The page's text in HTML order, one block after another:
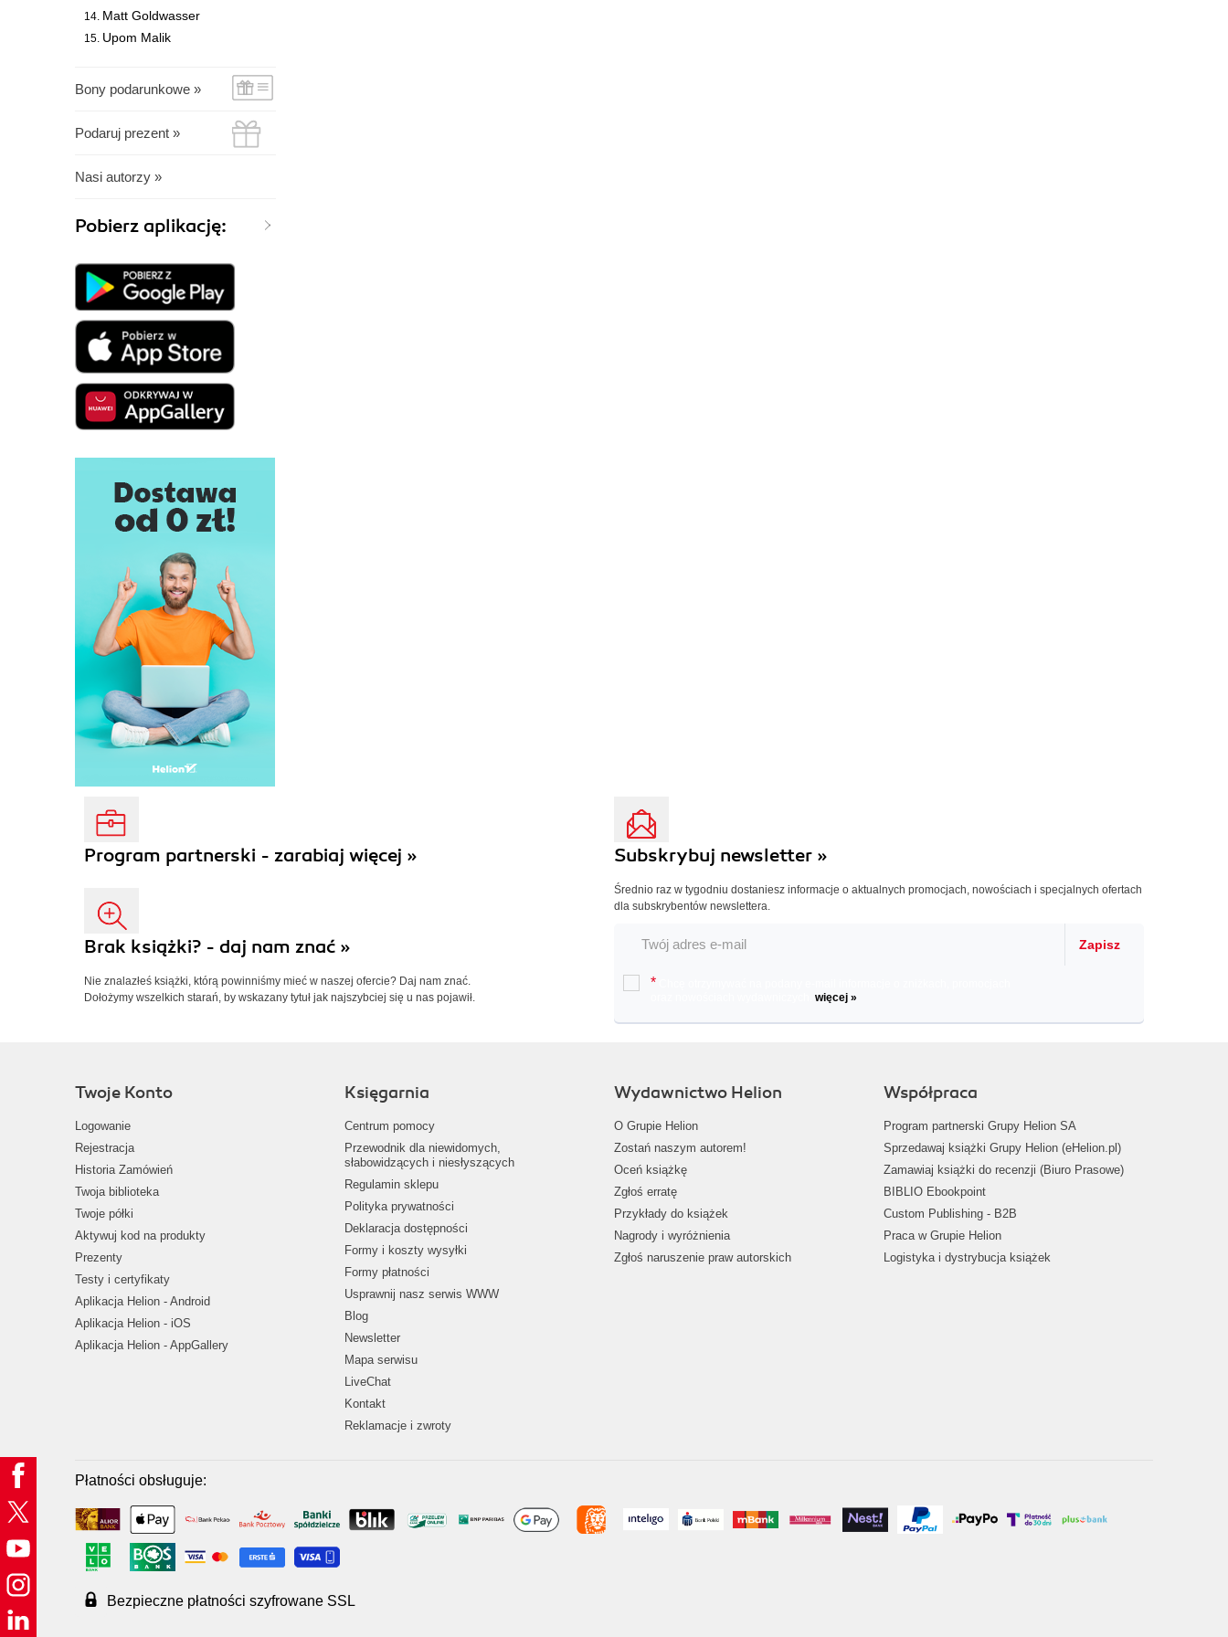
Matt Goldwasser
Upom Malik
Bony podarunkowe »
Podaruj prezent »
Nasi autorzy »
Pobierz aplikację:
Program partnerski - zarabiaj więcej »
Brak książki? - daj nam znać »
Nie znalazłeś książki, którą powinniśmy mieć w naszej ofercie? Daj nam znać.
Dołożymy wszelkich starań, by wskazany tytuł jak najszybciej się u nas pojawił.
Subskrybuj newsletter »
Średnio raz w tygodniu dostaniesz informacje o aktualnych promocjach, nowościach i specjalnych ofertach
dla subskrybentów newslettera.
Zapisz
*
więcej »
Twoje Konto
Logowanie
Rejestracja
Historia Zamówień
Twoja biblioteka
Twoje półki
Aktywuj kod na produkty
Prezenty
Testy i certyfikaty
Aplikacja Helion - Android
Aplikacja Helion - iOS
Aplikacja Helion - AppGallery
Księgarnia
Centrum pomocy
Przewodnik dla niewidomych,
słabowidzących i niesłyszących
Regulamin sklepu
Polityka prywatności
Deklaracja dostępności
Formy i koszty wysyłki
Formy płatności
Usprawnij nasz serwis WWW
Blog
Newsletter
Mapa serwisu
LiveChat
Kontakt
Reklamacje i zwroty
Wydawnictwo Helion
O Grupie Helion
Zostań naszym autorem!
Oceń książkę
Zgłoś erratę
Przykłady do książek
Nagrody i wyróżnienia
Zgłoś naruszenie praw autorskich
Współpraca
Program partnerski Grupy Helion SA
Sprzedawaj książki Grupy Helion (eHelion.pl)
Zamawiaj książki do recenzji (Biuro Prasowe)
BIBLIO Ebookpoint
Custom Publishing - B2B
Praca w Grupie Helion
Logistyka i dystrybucja książek
Płatności obsługuje:
Bezpieczne płatności szyfrowane SSL